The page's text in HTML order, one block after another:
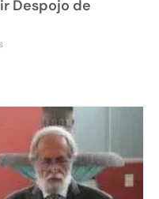
Despojo de